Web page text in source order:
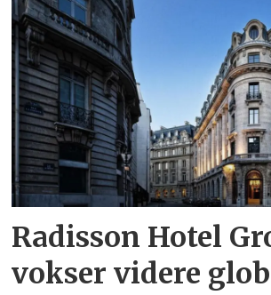
Radisson Hotel
vokser videre